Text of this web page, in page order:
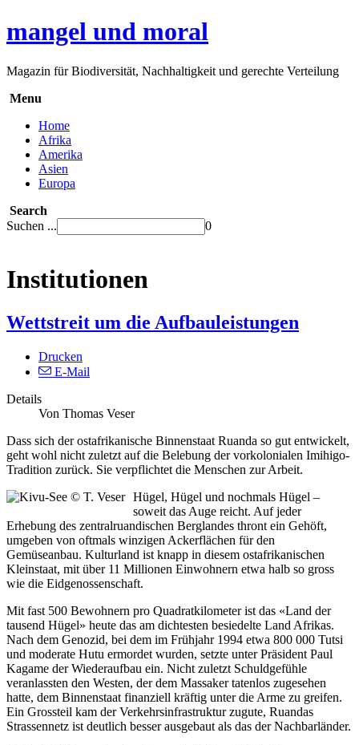
mangel und moral
Magazin für Biodiversität, Nachhaltigkeit und gerechte Verteilung
Menu
Home
Afrika
Amerika
Asien
Europa
Search
Suchen ...
0
Institutionen
Wettstreit um die Aufbauleistungen
Drucken
E-Mail
Details
Von Thomas Veser
Dass sich der ostafrikanische Binnenstaat Ruanda so gut entwickelt,
geht wohl nicht zuletzt auf die Belebung der vorkolonialen Imihigo-
Tradition zurück. Sie verpflichtet die Menschen zur Arbeit.
Hügel, Hügel und nochmals Hügel –
soweit das Auge reicht. Auf jeder
Erhebung des zentralruandischen Berglandes thront ein Gehöft,
umgeben von oftmals winzigen Ackerflächen für den
Gemüseanbau. Kulturland ist knapp in diesem ostafrikanischen
Kleinstaat, mit über 11 Millionen Einwohnern etwa halb so gross
wie die Eidgenossenschaft.
Mit fast 500 Bewohnern pro Quadratkilometer ist das «Land der
tausend Hügel» heute das am dichtesten besiedelte Land Afrikas.
Nach dem Genozid, bei dem im Frühjahr 1994 etwa 800 000 Tutsi
und moderate Hutu ermordet wurden, setzte unter Präsident Paul
Kagame der Wiederaufbau ein. Nicht zuletzt Schuldgefühle
veranlassten den Westen, der dem Massaker tatenlos zugesehen
hatte, dem Binnenstaat finanziell kräftig unter die Arme zu greifen.
Ein Grossteil kam der Verkehrsinfrastruktur zugute, Ruandas
Strassennetz ist deutlich besser ausgebaut als das der Nachbarländer.